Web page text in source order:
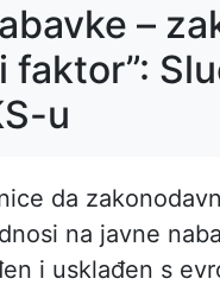
–
faktor”:
u
da
na javne
i usklađen s